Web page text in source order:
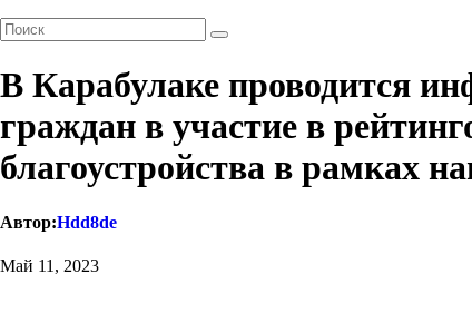
В Карабулаке проводится
граждан в участие в
благоустройства в рамках
Автор:Hdd8de
Май 11, 2023